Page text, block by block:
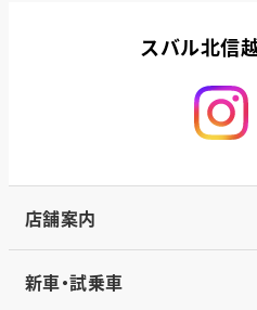
スバル北信
店舗案内
新車・試乗車